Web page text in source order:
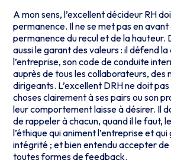
A mon sens, l’excellent décideur RH
permanence. Il ne se met pas en
permanence du recul et de la hauteur.
aussi le garant des valeurs : il défend
l’entreprise, son code de conduite
auprès de tous les collaborateurs, des
dirigeants. L’excellent DRH ne doit
choses clairement à ses pairs ou son
leur comportement laisse à désirer. Il
de rappeler à chacun, quand il le faut,
l’éthique qui animent l’entreprise et
intégrité ; et bien entendu accepter
toutes formes de feedback.